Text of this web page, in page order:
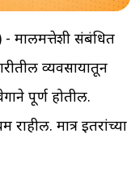
मालमत्तेशी संबंधित
व्यवसायातून
पूर्ण होतील.
मात्र इतरांच्या